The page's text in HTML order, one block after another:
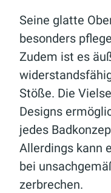
Seine glatte
besonders
Zudem ist es
Stöße. Die
Designs
jedes
Allerdings kann
bei
zerbrechen.